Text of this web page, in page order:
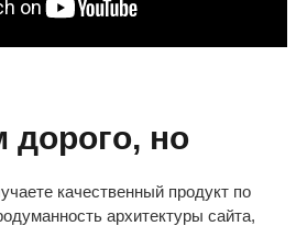
но
качественный продукт по
архитектуры сайта,